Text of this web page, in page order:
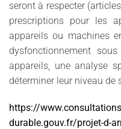
seront à respecter
prescriptions pour les
appareils ou machines
dysfonctionnement
appareils, une analyse
déterminer leur niveau de
https://
durable.gouv.fr/projet-d-